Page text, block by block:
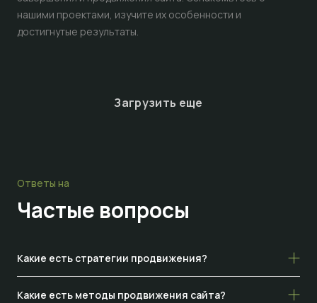
нашими проектами, изучите их особенности и
достигнутые результаты.
Загрузить еще
Ответы на
Частые вопросы
Какие есть стратегии продвижения?
Какие есть методы продвижения сайта?